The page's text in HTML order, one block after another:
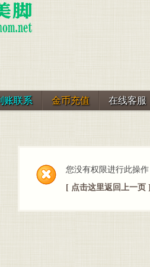
账联系 金币充值 在线客服
您没有权限进行此操作
[ 点击这里返回上一页 ]